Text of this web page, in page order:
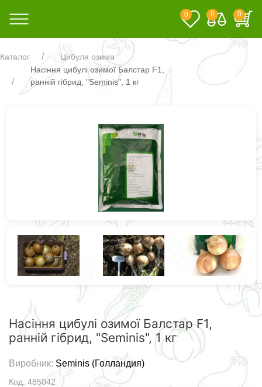
0 0 0
Каталог
Цибуля озима
Насіння цибулі озимої Балстар F1,
ранній гібрид, "Seminis", 1 кг
Насіння цибулі озимої Балстар F1,
ранній гібрид, "Seminis", 1 кг
Виробник: Seminis (Голландия)
Код: 485042